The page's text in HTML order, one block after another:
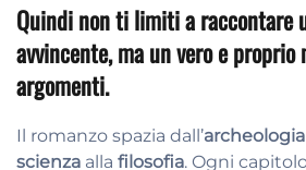
Quindi non ti limiti a raccontare
avvincente, ma un vero e
argomenti.
Il romanzo spazia dall’archeologia
scienza alla filosofia. Ogni